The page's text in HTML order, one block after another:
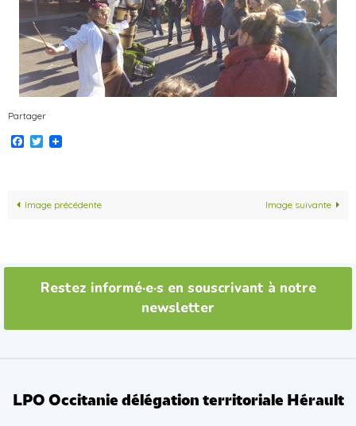
Partager
Facebook
Twitter
Image précédente Image suivante
Restez informé·e·s en souscrivant à notre
newsletter
LPO Occitanie délégation territoriale Hérault